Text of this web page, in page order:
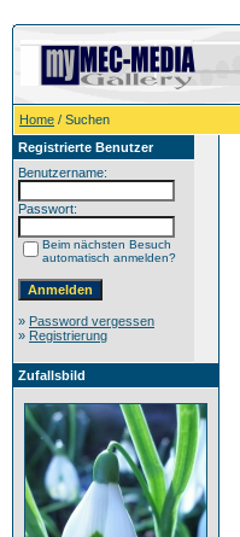
Home / Suchen
Registrierte Benutzer
Benutzername:
Passwort:
Beim nächsten Besuch
automatisch anmelden?
» Password vergessen
» Registrierung
Zufallsbild